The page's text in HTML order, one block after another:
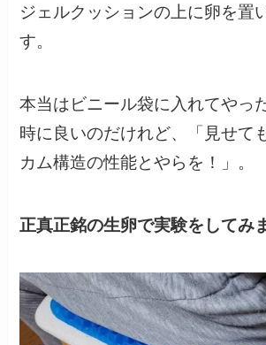
ジェルクッションの上に卵を置
す。
本当はビニール袋に入れてやっ
時に良いのだけれど、「見せて
カム構造の性能とやらを！」。
正真正銘の生卵で実験をしてみ